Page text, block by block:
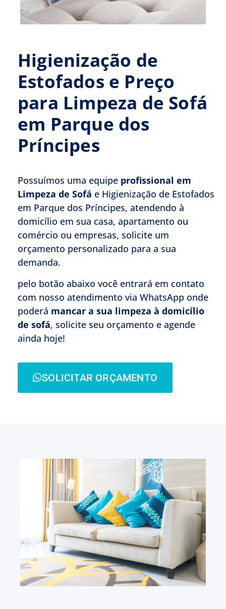
Higienização de
Estofados e Preço
para Limpeza de Sofá
em Parque dos
Príncipes
Possuímos uma equipe profissional em
Limpeza de Sofá e Higienização de Estofados
em Parque dos Príncipes, atendendo à
domicílio em sua casa, apartamento ou
comércio ou empresas, solicite um
orçamento personalizado para a sua
demanda.
pelo botão abaixo você entrará em contato
com nosso atendimento via WhatsApp onde
poderá mancar a sua limpeza à domicílio
de sofá, solicite seu orçamento e agende
ainda hoje!
SOLICITAR ORÇAMENTO